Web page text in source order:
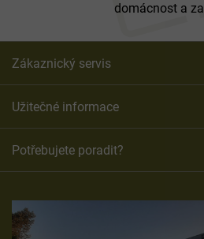
domácnost a
Zákaznický servis
Užitečné informace
Potřebujete poradit?